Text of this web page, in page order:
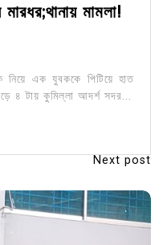
মামলা!
নিয়ে এক যুবককে পিটিয়ে হাত
৪ টায় কুমিল্লা আদর্শ সদর...
Next post